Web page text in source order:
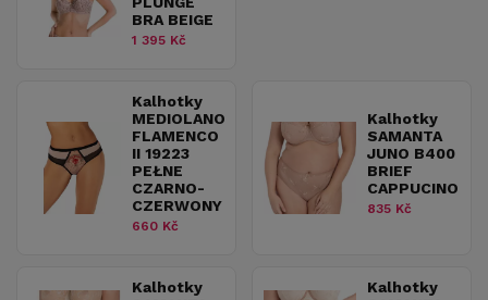
BRA BEIGE
1 395 Kč
Kalhotky
MEDIOLANO
FLAMENCO
II 19223
PEŁNE
CZARNO-
CZERWONY
660 Kč
Kalhotky
SAMANTA
JUNO B400
BRIEF
CAPPUCINO
835 Kč
Kalhotky
Kalhotky